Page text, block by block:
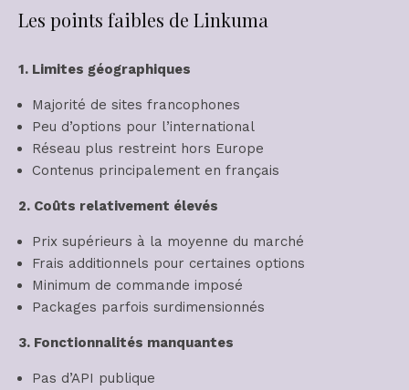
Les points faibles de Linkuma
1. Limites géographiques
Majorité de sites francophones
Peu d’options pour l’international
Réseau plus restreint hors Europe
Contenus principalement en français
2. Coûts relativement élevés
Prix supérieurs à la moyenne du marché
Frais additionnels pour certaines options
Minimum de commande imposé
Packages parfois surdimensionnés
3. Fonctionnalités manquantes
Pas d’API publique